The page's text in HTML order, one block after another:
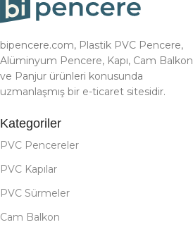
bipencere.com, Plastik PVC Pencere,
Alüminyum Pencere, Kapı, Cam Balkon
ve Panjur ürünleri konusunda
uzmanlaşmış bir e-ticaret sitesidir.
Kategoriler
PVC Pencereler
PVC Kapılar
PVC Sürmeler
Cam Balkon